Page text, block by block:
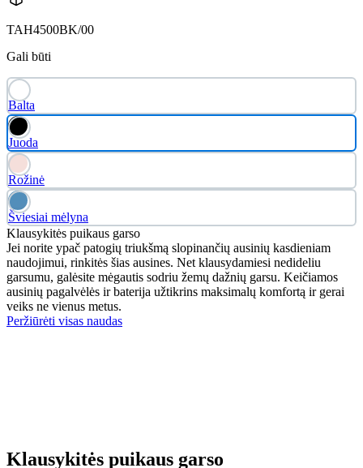
TAH4500BK/00
Gali būti
Balta
Juoda
Rožinė
Šviesiai mėlyna
Klausykitės puikaus garso
Jei norite ypač patogių triukšmą slopinančių ausinių kasdieniam
naudojimui, rinkitės šias ausines. Net klausydamiesi nedideliu
garsumu, galėsite mėgautis sodriu žemų dažnių garsu. Keičiamos
ausinių pagalvėlės ir baterija užtikrins maksimalų komfortą ir gerai
veiks ne vienus metus.
Peržiūrėti visas naudas
Klausykitės puikaus garso